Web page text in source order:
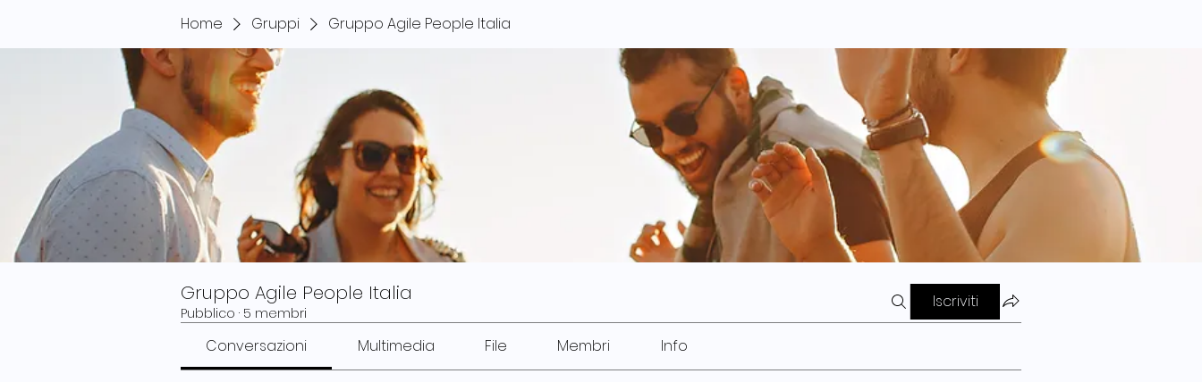
Home Gruppi Gruppo Agile People Italia
Gruppo Agile People Italia
Pubblico · 5 membri
Iscriviti
Conversazioni Multimedia File Membri Info